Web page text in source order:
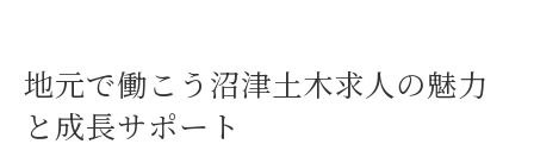
地元で働こう沼津土木求人の魅力
と成長サポート